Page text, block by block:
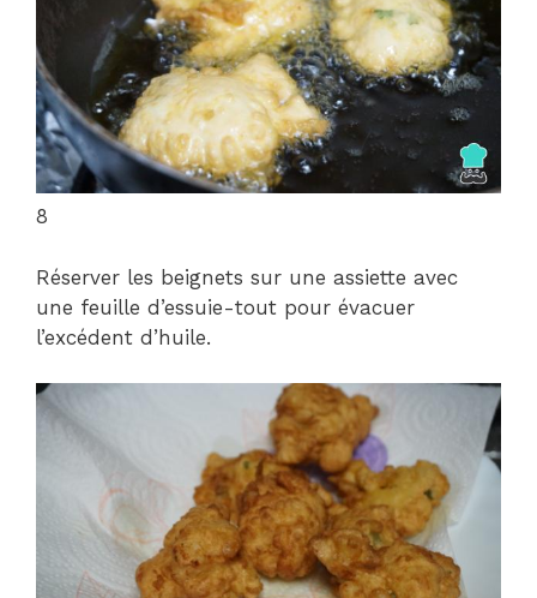
8
Réserver les beignets sur une assiette avec
une feuille d’essuie-tout pour évacuer
l’excédent d’huile.